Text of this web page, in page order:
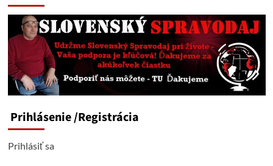
Prihlásenie/Registrácia
Prihlásiť sa